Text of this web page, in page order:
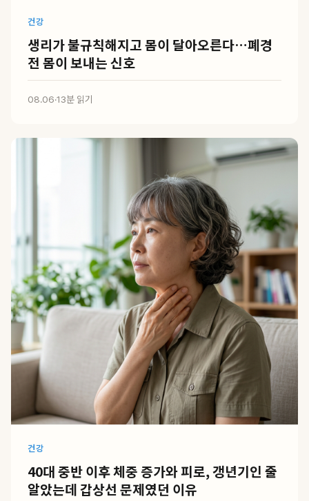
건강
생리가 불규칙해지고 몸이 달아오른다…폐경
전 몸이 보내는 신호
08.06·13분 읽기
건강
40대 중반 이후 체중 증가와 피로, 갱년기인 줄
알았는데 갑상선 문제였던 이유